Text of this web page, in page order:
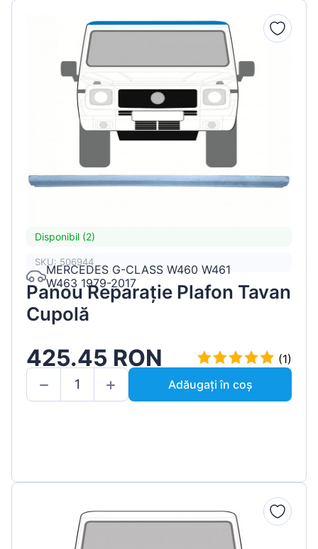
Disponibil (2)
SKU: 506944
MERCEDES G-CLASS W460 W461
W463 1979-2017
Panou Reparație Plafon Tavan
Cupolă
425.45 RON
(1)
Adăugați în coș